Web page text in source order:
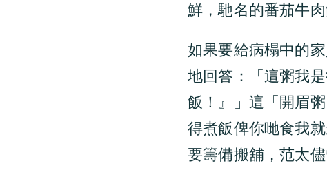
鮮，馳名的番茄牛
如果要給病榻中的
地回答：「這粥我
飯！』」這「開眉
得煮飯俾你哋食我
要籌備搬舖，范太